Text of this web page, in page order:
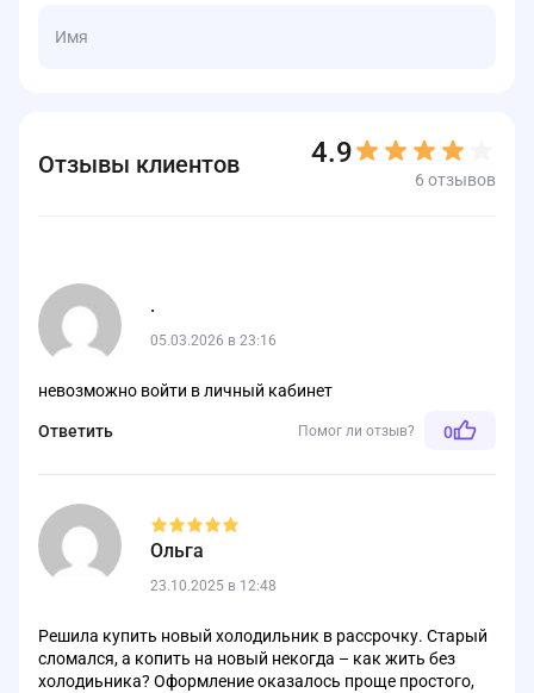
Отзывы клиентов 4.9
6 отзывов
.
05.03.2026 в 23:16
невозможно войти в личный кабинет
Ответить Помог ли отзыв? 0
Ольга
23.10.2025 в 12:48
Решила купить новый холодильник в рассрочку. Старый
сломался, а копить на новый некогда – как жить без
холодиьника? Оформление оказалось проще простого,